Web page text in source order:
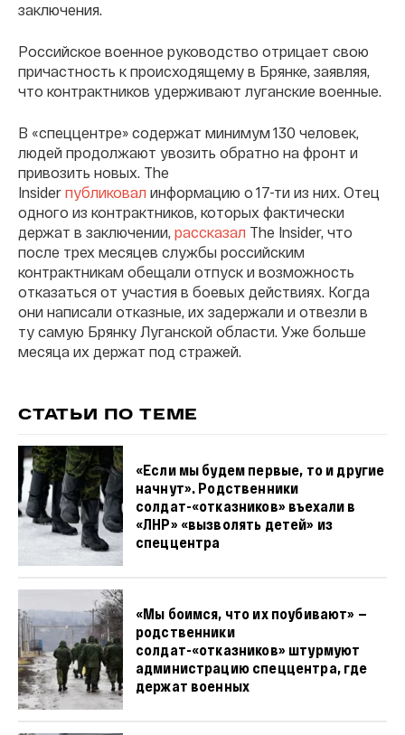
заключения.
Российское военное руководство отрицает свою
причастность к происходящему в Брянке, заявляя,
что контрактников удерживают луганские военные.
В «спеццентре» содержат минимум 130 человек,
людей продолжают увозить обратно на фронт и
привозить новых. The
Insider публиковал информацию о 17-ти из них. Отец
одного из контрактников, которых фактически
держат в заключении, рассказал The Insider, что
после трех месяцев службы российским
контрактникам обещали отпуск и возможность
отказаться от участия в боевых действиях. Когда
они написали отказные, их задержали и отвезли в
ту самую Брянку Луганской области. Уже больше
месяца их держат под стражей.
СТАТЬИ ПО ТЕМЕ
«Если мы будем первые, то и другие
начнут». Родственники
солдат-«отказников» въехали в
«ЛНР» «вызволять детей» из
спеццентра
«Мы боимся, что их поубивают» —
родственники
солдат-«отказников» штурмуют
администрацию спеццентра, где
держат военных